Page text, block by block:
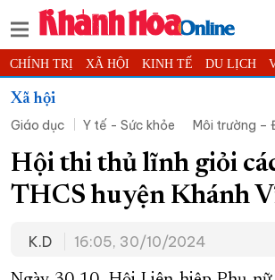
CHÍNH TRỊ XÃ HỘI KINH TẾ DU LỊCH
THỂ THAO
KHOA HỌC - CÔNG NGHỆ PHÁP LUẬT
THẾ GIỚI MULTIMEDIA VIDEO ĐỌC
PODCAST THÔNG TIN - QUẢNG CÁO
TRƯỜNG SA BIỂN ĐẢO QUÊ HƯƠNG
CHUNG TAY CẢI CÁCH HÀNH CHÍNH
Xã hội
Giáo dục
Y tế - Sức khỏe Môi trường –
Hội thi thủ lĩnh giỏi
THCS huyện Khánh
K.D 16:05, 30/10/2024